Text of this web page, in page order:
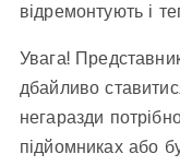
відремонтують і
Увага!
дбайливо
негаразди
підйомниках або